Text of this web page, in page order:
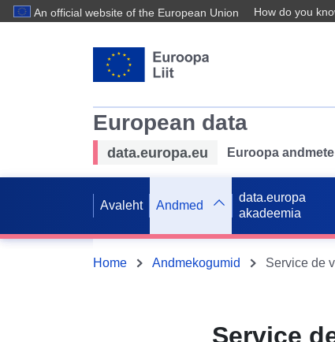
An official website of the European Union How do you
European data
data.europa.eu Euroopa
Avaleht Andmed
data.europa
akadeemia
Home Andmekogumid
Service